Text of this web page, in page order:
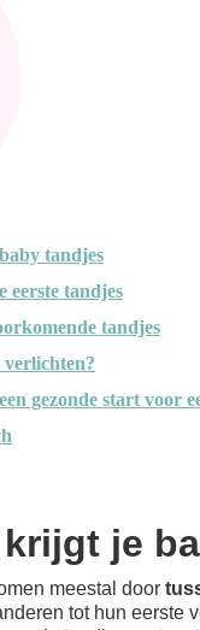
tandjes
eerste tandjes
tandjes
gezonde start voor
krijgt je
meestal door
tot hun eerste